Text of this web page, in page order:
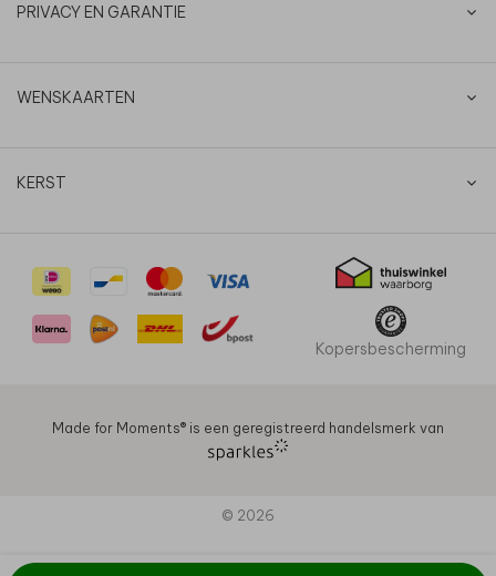
PRIVACY EN GARANTIE
WENSKAARTEN
KERST
Kopersbescherming
Made for Moments®️ is een geregistreerd handelsmerk van
© 2026